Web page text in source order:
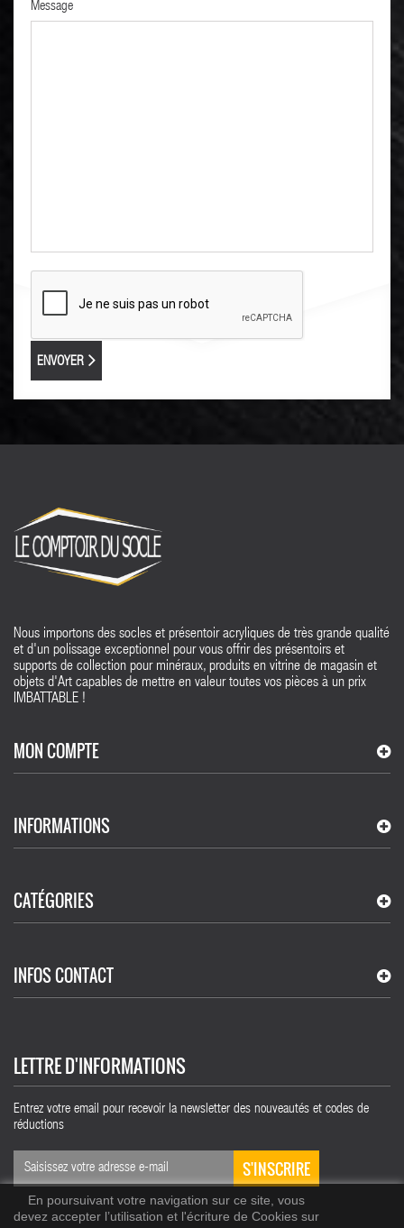
Message
ENVOYER
Nous importons des socles et présentoir acryliques de très grande qualité
et d'un polissage exceptionnel pour vous offrir des présentoirs et
supports de collection pour minéraux, produits en vitrine de magasin et
objets d'Art capables de mettre en valeur toutes vos pièces à un prix
IMBATTABLE !
MON COMPTE
INFORMATIONS
CATÉGORIES
INFOS CONTACT
LETTRE D'INFORMATIONS
Entrez votre email pour recevoir la newsletter des nouveautés et codes de
réductions
S'INSCRIRE
En poursuivant votre navigation sur ce site, vous
devez accepter l’utilisation et l'écriture de Cookies sur